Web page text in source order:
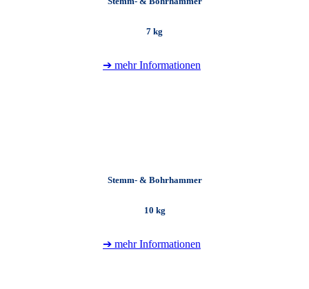
7 kg
➔ mehr Informationen
Stemm- & Bohrhammer
10 kg
➔ mehr Informationen